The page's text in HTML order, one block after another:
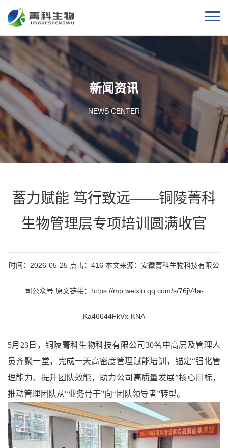
新闻资讯
NEWS CENTER
蓄力赋能 笃行致远——铜陵菁科
生物管理层专项培训圆满收官
时间：2026-05-25 点击：416 本文来源：安徽菁科生物科技有限公
司公众号 原文链接：https://mp.weixin.qq.com/s/76jV4a-
Ka46644FkVx-KNA
5月23日，铜陵菁科生物科技有限公司30名中高层及管理人
员齐聚一堂，完成一天高密度管理赋能培训，锚定“强化管
理能力、提升团队效能，助力公司高质量发展”核心目标，
推动管理团队从“业务骨干”向“团队领导者”转型。